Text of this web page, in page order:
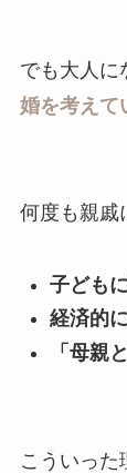
でも大人に
婚を考えて
何度も親戚
子ども
経済的
「母親
こういった